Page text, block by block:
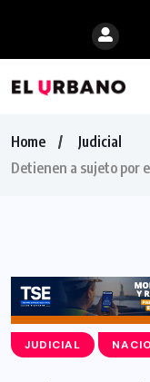
Home
Judicial
Detienen a sujeto por
JUDICIAL